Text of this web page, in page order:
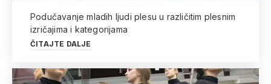
Podučavanje mladih ljudi plesu u različitim plesnim
izričajima i kategorijama
ČITAJTE DALJE